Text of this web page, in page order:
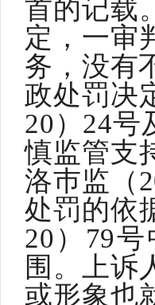
首的记载
定，一审
务，没有
政处罚决
20）24号
慎监管支
洛巿监（
处罚的依
20）79
围。上诉
或形象也